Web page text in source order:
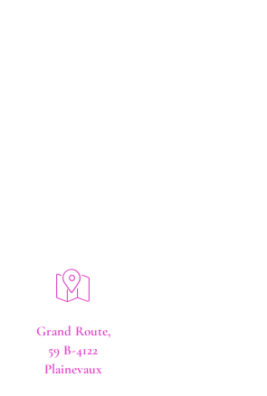
Grand Route,
59 B-4122
Plainevaux